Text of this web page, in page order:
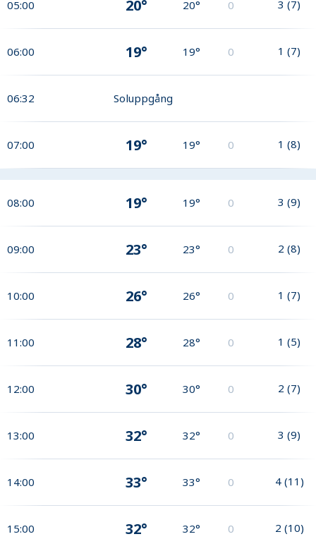
05:00 20° 20° 0 3 (7)
06:00 19° 19° 0 1 (7)
06:32 Soluppgång
07:00 19° 19° 0 1 (8)
08:00 19° 19° 0 3 (9)
09:00 23° 23° 0 2 (8)
10:00 26° 26° 0 1 (7)
11:00 28° 28° 0 1 (5)
12:00 30° 30° 0 2 (7)
13:00 32° 32° 0 3 (9)
14:00 33° 33° 0 4 (11)
15:00 32° 32° 0 2 (10)